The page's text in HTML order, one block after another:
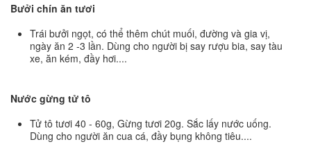
Bưởi chín ăn tươi
Trái bưởi ngọt, có thể thêm chút muối, đường và gia vị,
ngày ăn 2 -3 lần. Dùng cho người bị say rượu bia, say tàu
xe, ăn kém, đầy hơi....
Nước gừng tử tô
Tử tô tươi 40 - 60g, Gừng tươi 20g. Sắc lấy nước uống.
Dùng cho người ăn cua cá, đầy bụng không tiêu....